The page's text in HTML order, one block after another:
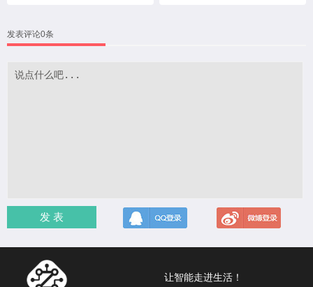
发表评论0条
发 表
让智能走进生活！